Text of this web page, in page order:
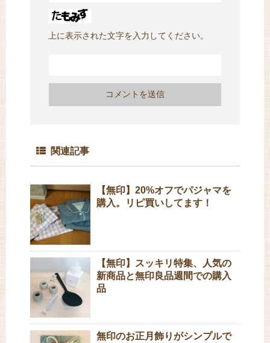
上に表示された文字を入力してください。
関連記事
【無印】20%オフでパジャマを
購入。リピ買いしてます！
【無印】スッキリ特集、人気の
新商品と無印良品週間での購入
品
無印のお正月飾りがシンプルで